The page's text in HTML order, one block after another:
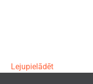
Lejupielādēt